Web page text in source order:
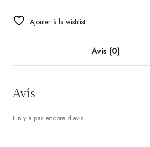
Ajouter à la wishlist
Avis (0)
Avis
Il n’y a pas encore d’avis.